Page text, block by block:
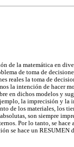
de la matemática en
de toma de
reales la toma de
la intención de hacer
en dichos modelos y
la imprecisión y la
de los materiales, los
son siempre
Por lo tanto, se hace
se hace un RESUMEN